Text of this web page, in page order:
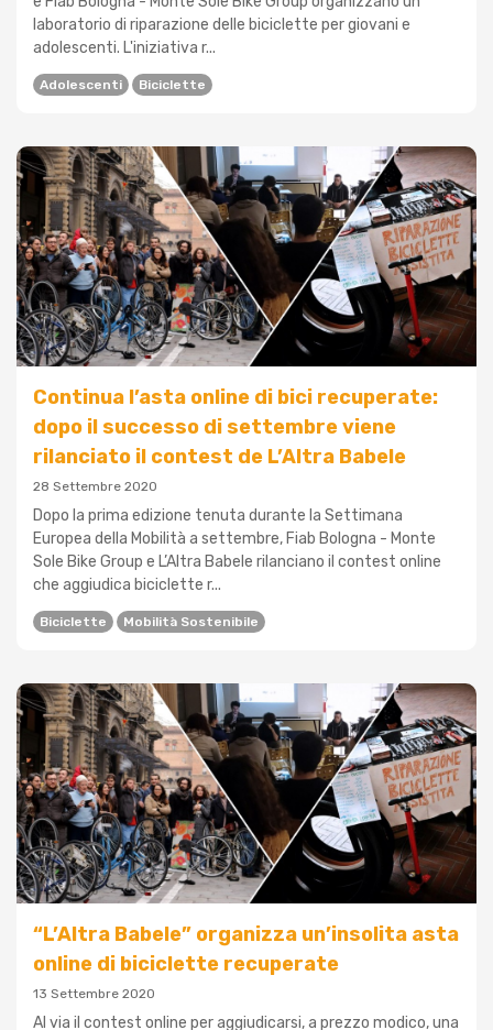
laboratorio di riparazione delle biciclette per giovani e
adolescenti. L'iniziativa r...
Adolescenti Biciclette
Continua l’asta online di bici recuperate:
dopo il successo di settembre viene
rilanciato il contest de L’Altra Babele
28 Settembre 2020
Dopo la prima edizione tenuta durante la Settimana
Europea della Mobilità a settembre, Fiab Bologna - Monte
Sole Bike Group e L’Altra Babele rilanciano il contest online
che aggiudica biciclette r...
Biciclette Mobilità Sostenibile
“L’Altra Babele” organizza un’insolita asta
online di biciclette recuperate
13 Settembre 2020
Al via il contest online per aggiudicarsi, a prezzo modico, una